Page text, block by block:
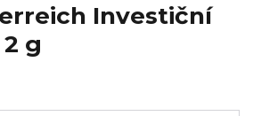
Investiční
g